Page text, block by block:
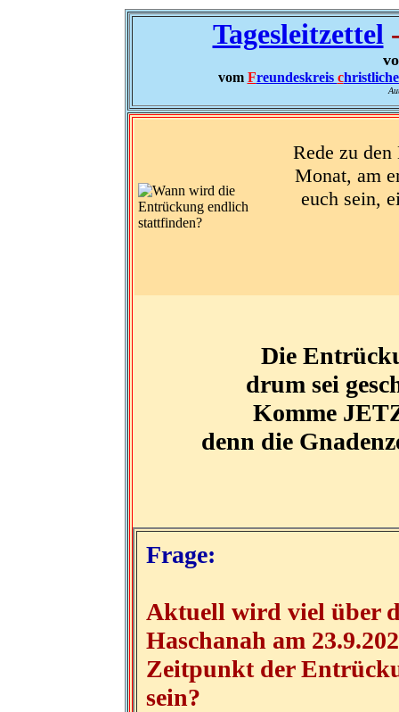
Tagesleitzettel
vom Freundeskreis c
Rede zu
Monat, am
euch sein,
Die
drum sei
Komme
denn die
Frage:
Aktuell wird viel über
Haschanah am
Zeitpunkt der
sein?